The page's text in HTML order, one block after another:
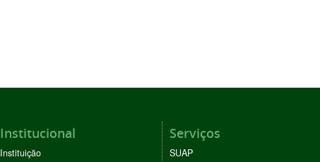
Institucional
Instituição
Serviços
SUAP